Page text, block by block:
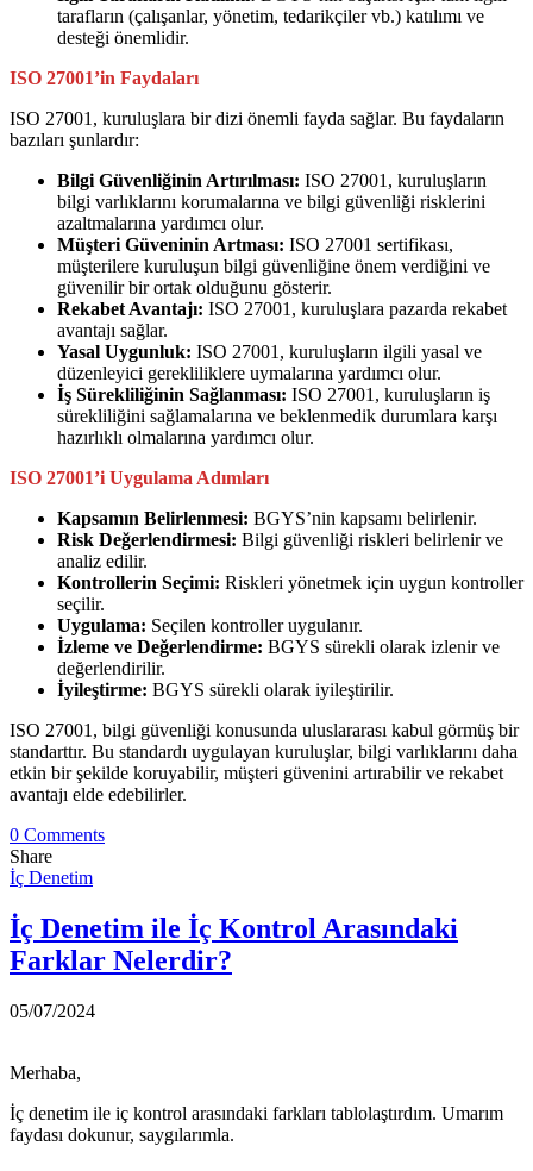
tarafların (çalışanlar, yönetim, tedarikçiler vb.) katılımı ve
desteği önemlidir.
ISO 27001’in Faydaları
ISO 27001, kuruluşlara bir dizi önemli fayda sağlar. Bu faydaların
bazıları şunlardır:
Bilgi Güvenliğinin Artırılması: ISO 27001, kuruluşların
bilgi varlıklarını korumalarına ve bilgi güvenliği risklerini
azaltmalarına yardımcı olur.
Müşteri Güveninin Artması: ISO 27001 sertifikası,
müşterilere kuruluşun bilgi güvenliğine önem verdiğini ve
güvenilir bir ortak olduğunu gösterir.
Rekabet Avantajı: ISO 27001, kuruluşlara pazarda rekabet
avantajı sağlar.
Yasal Uygunluk: ISO 27001, kuruluşların ilgili yasal ve
düzenleyici gerekliliklere uymalarına yardımcı olur.
İş Sürekliliğinin Sağlanması: ISO 27001, kuruluşların iş
sürekliliğini sağlamalarına ve beklenmedik durumlara karşı
hazırlıklı olmalarına yardımcı olur.
ISO 27001’i Uygulama Adımları
Kapsamın Belirlenmesi: BGYS’nin kapsamı belirlenir.
Risk Değerlendirmesi: Bilgi güvenliği riskleri belirlenir ve
analiz edilir.
Kontrollerin Seçimi: Riskleri yönetmek için uygun kontroller
seçilir.
Uygulama: Seçilen kontroller uygulanır.
İzleme ve Değerlendirme: BGYS sürekli olarak izlenir ve
değerlendirilir.
İyileştirme: BGYS sürekli olarak iyileştirilir.
ISO 27001, bilgi güvenliği konusunda uluslararası kabul görmüş bir
standarttır. Bu standardı uygulayan kuruluşlar, bilgi varlıklarını daha
etkin bir şekilde koruyabilir, müşteri güvenini artırabilir ve rekabet
avantajı elde edebilirler.
0 Comments
Share
İç Denetim
İç Denetim ile İç Kontrol Arasındaki
Farklar Nelerdir?
05/07/2024
Merhaba,
İç denetim ile iç kontrol arasındaki farkları tablolaştırdım. Umarım
faydası dokunur, saygılarımla.